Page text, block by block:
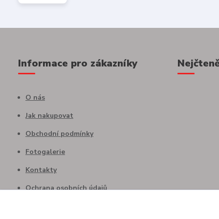
Informace pro zákazníky
O nás
Jak nakupovat
Obchodní podmínky
Fotogalerie
Kontakty
Ochrana osobních údajů